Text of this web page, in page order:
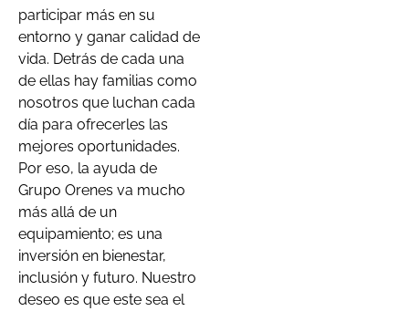
participar más en su
entorno y ganar calidad de
vida. Detrás de cada una
de ellas hay familias como
nosotros que luchan cada
día para ofrecerles las
mejores oportunidades.
Por eso, la ayuda de
Grupo Orenes va mucho
más allá de un
equipamiento; es una
inversión en bienestar,
inclusión y futuro. Nuestro
deseo es que este sea el